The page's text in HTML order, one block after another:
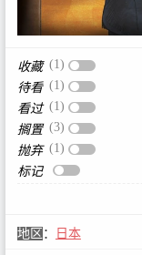
收藏 (1)
待看 (1)
看过 (1)
搁置 (3)
抛弃 (1)
标记
地区 ： 日本